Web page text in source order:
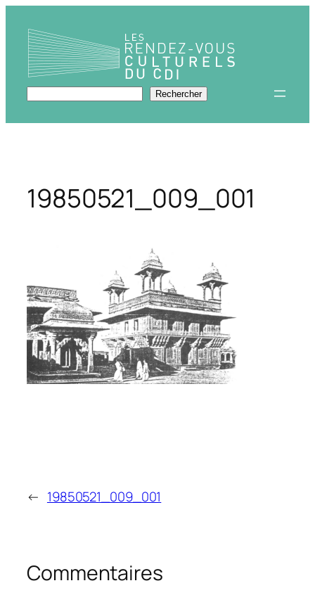
contenu
Rechercher Rechercher
19850521_009_001
← 19850521_009_001
Commentaires